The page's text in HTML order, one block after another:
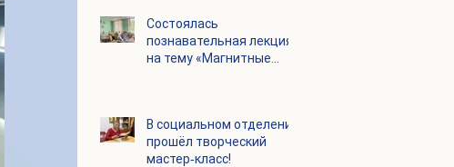
Состоялась
познавательная лекция
на тему «Магнитные
В социальном отделении
прошёл творческий
мастер‑класс!